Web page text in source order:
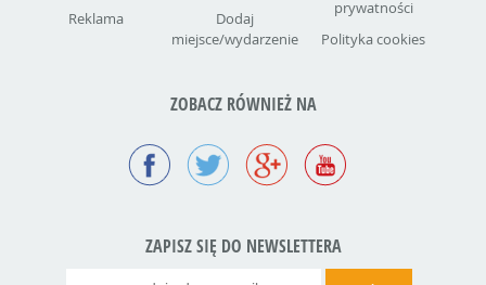
Reklama
Dodaj
miejsce/wydarzenie
prywatności
Polityka cookies
ZOBACZ RÓWNIEŻ NA
ZAPISZ SIĘ DO NEWSLETTERA